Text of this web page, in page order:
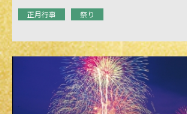
正月行事 祭り